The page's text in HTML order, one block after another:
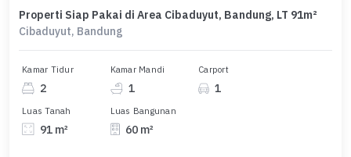
Properti Siap Pakai di Area Cibaduyut, Bandung, LT 91m²
Cibaduyut, Bandung
Kamar Tidur
2
Kamar Mandi
1
Carport
1
Luas Tanah
91 m²
Luas Bangunan
60 m²